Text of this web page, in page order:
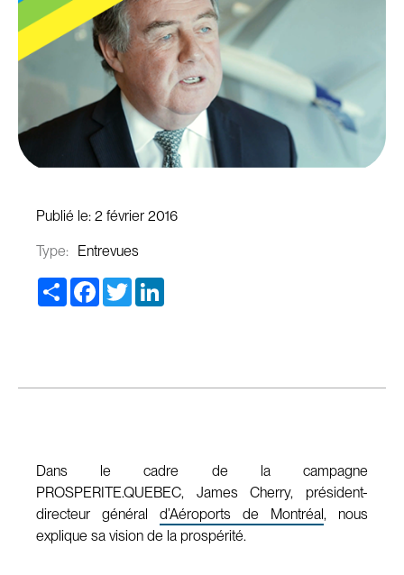
Publié le: 2 février 2016
Type: Entrevues
Share Facebook
Twitter
Dans le cadre de la campagne
PROSPERITE.QUEBEC, James Cherry, président-
directeur général d’Aéroports de Montréal, nous
explique sa vision de la prospérité.